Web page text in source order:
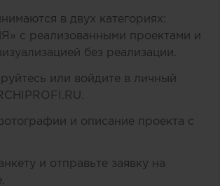
в двух категориях:
с реализованными проектами и
без реализации.
или войдите в личный
и описание проекта с
и отправьте заявку на